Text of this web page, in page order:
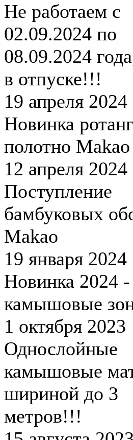
Не работаем с
02.09.2024 по
08.09.2024
в отпуске!!!
19 апреля 2024
Новинка
полотно Makao
12 апреля 2024
Поступление
бамбуковых
Makao
19 января 2024
Новинка 2024 -
камышовые
1 октября 2023
Однослойные
камышовые
шириной до 3
метров!!!